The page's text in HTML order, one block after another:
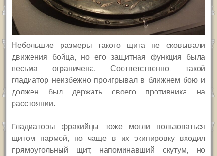
Небольшие размеры такого щита не сковывали
движения бойца, но его защитная функция была
весьма ограничена. Соответственно, такой
гладиатор неизбежно проигрывал в ближнем бою и
должен был держать своего противника на
расстоянии.
Гладиаторы фракийцы тоже могли пользоваться
щитом пармой, но чаще в их экипировку входил
прямоугольный щит, напоминавший скутум, но